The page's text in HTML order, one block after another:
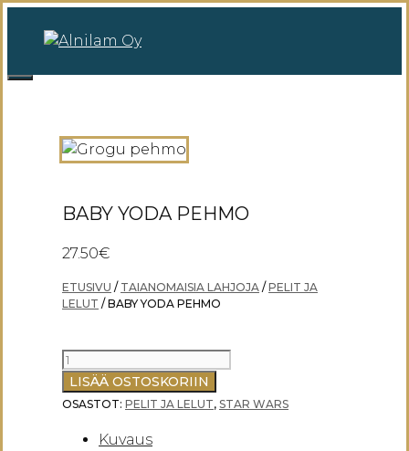
sisältöön
BABY YODA PEHMO
27.50€
ETUSIVU / TAIANOMAISIA LAHJOJA / PELIT JA
LELUT / BABY YODA PEHMO
BABY
YODA
PEHMO
LISÄÄ OSTOSKORIIN
OSASTOT: PELIT JA LELUT, STAR WARS
Kuvaus